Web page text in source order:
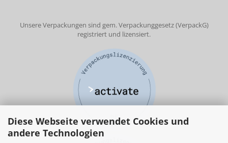
Diese Webseite verwendet Cookies und
andere Technologien
Unsere Verpackungen sind gem. Verpackunggesetz (VerpackG)
registriert und lizensiert.